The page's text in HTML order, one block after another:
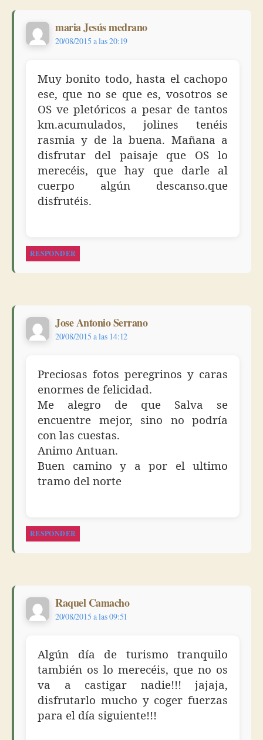
maria Jesús medranodice:
20/08/2015 a las 20:19
Muy bonito todo, hasta el cachopo
ese, que no se que es, vosotros se
OS ve pletóricos a pesar de tantos
km.acumulados, jolines tenéis
rasmia y de la buena. Mañana a
disfrutar del paisaje que OS lo
merecéis, que hay que darle al
cuerpo algún descanso.que
disfrutéis.
RESPONDER
Jose Antonio Serranodice:
20/08/2015 a las 14:12
Preciosas fotos peregrinos y caras
enormes de felicidad.
Me alegro de que Salva se
encuentre mejor, sino no podría
con las cuestas.
Animo Antuan.
Buen camino y a por el ultimo
tramo del norte
RESPONDER
Raquel Camachodice:
20/08/2015 a las 09:51
Algún día de turismo tranquilo
también os lo merecéis, que no os
va a castigar nadie!!! jajaja,
disfrutarlo mucho y coger fuerzas
para el día siguiente!!!